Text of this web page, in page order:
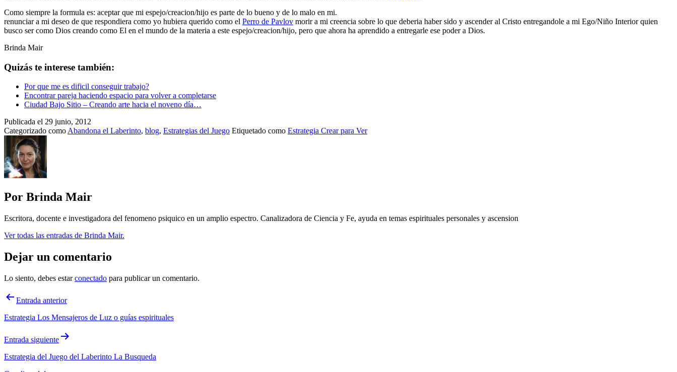
Como siempre la formula es: aceptar que mi espejo/creacion/hijo es parte de lo bueno y de lo malo en mi.
renunciar a mi deseo de que respondiera como yo hubiera querido como el Perro de Pavlov morir a mi creencia sobre lo que deberia haber sido y ascender al Cristo entregandole a mi Ego/Niño Interior quien
busco ser como Dios creando como El en el mundo de la materia a este espejo/creacion/hijo, pero que ahora ha aprendido a entregarle ese poder a Dios.
Brinda Mair
Quizás te interese también:
Por que me es dificil conseguir trabajo?
Encontrar pareja haciendo espacio para volver a completarse
Ciudad Bajo Sitio – Creando arte hacia el noveno día…
Publicada el 29 junio, 2012
Categorizado como Abandona el Laberinto, blog, Estrategias del Juego Etiquetado como Estrategia Crear para Ver
Por Brinda Mair
Escritora, docente e investigadora del fenomeno psiquico en un amplio espectro. Canalizadora de Ciencia y Fe, ayuda en temas espirituales personales y ascension
Ver todas las entradas de Brinda Mair.
Dejar un comentario
Lo siento, debes estarconectado para publicar un comentario.
Navegación
entradas
Entrada anterior
Estrategia Los Mensajeros de Luz o guías espirituales
Entrada siguiente
Estrategia del Juego del Laberinto La Busqueda